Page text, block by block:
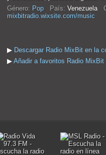
Género: Pop País: Venezuela
mixbitradio.wixsite.com/music
▶ Descargar Radio MixBit en la
▶ Añadir a favoritos Radio MixBit